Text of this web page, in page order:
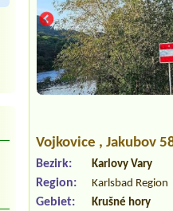
Vojkovice , Jakubov
Bezirk: Karlovy Vary
Region: Karlsbad Region
Gebiet: Krušné hory